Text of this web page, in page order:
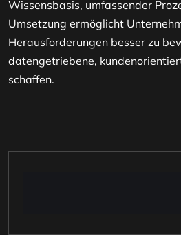
Wissensbasis, umfassender
Umsetzung ermöglicht
Herausforderungen besser zu
datengetriebene,
schaffen.